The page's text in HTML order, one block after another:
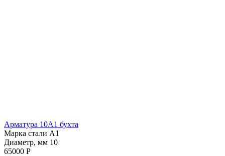
Арматура 10А1 бухта
Марка стали А1
Диаметр, мм 10
65000 Р